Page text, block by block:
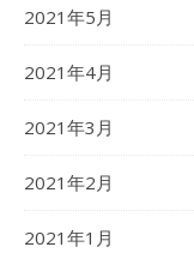
2021年5月
2021年4月
2021年3月
2021年2月
2021年1月